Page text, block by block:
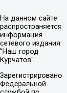
На данном сайте
распространяется
информация
сетевого издания
"Наш город
Курчатов".
Зарегистрировано
Федеральной